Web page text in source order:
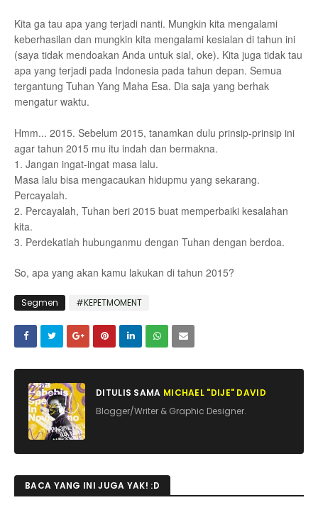
Kita ga tau apa yang terjadi nanti. Mungkin kita mengalami
keberhasilan dan mungkin kita mengalami kesialan di tahun ini
(saya tidak mendoakan Anda untuk sial, oke). Kita juga tidak tau
apa yang terjadi pada Indonesia pada tahun depan. Semua
tergantung Tuhan Yang Maha Esa. Dia saja yang berhak
mengatur waktu.
Hmm... 2015. Sebelum 2015, tanamkan dulu prinsip-prinsip ini
agar tahun 2015 mu itu indah dan bermakna.
1. Jangan ingat-ingat masa lalu.
Masa lalu bisa mengacaukan hidupmu yang sekarang.
Percayalah.
2. Percayalah, Tuhan beri 2015 buat memperbaiki kesalahan
kita.
3. Perdekatlah hubunganmu dengan Tuhan dengan berdoa.
So, apa yang akan kamu lakukan di tahun 2015?
Segmen #KEPETMOMENT
DITULIS SAMA MICHAEL "DIJE" DAVID
Blogger/Writer & Graphic Designer.
BACA YANG INI JUGA YAK! :D